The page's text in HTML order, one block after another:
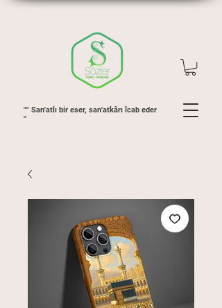
"" San'atlı bir eser, san'atkârı îcab eder
''